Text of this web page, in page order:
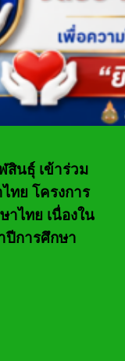
สินธุ์ เข้าร่วม
ทย โครงการ
ไทย เนื่องใน
ปีการศึกษา